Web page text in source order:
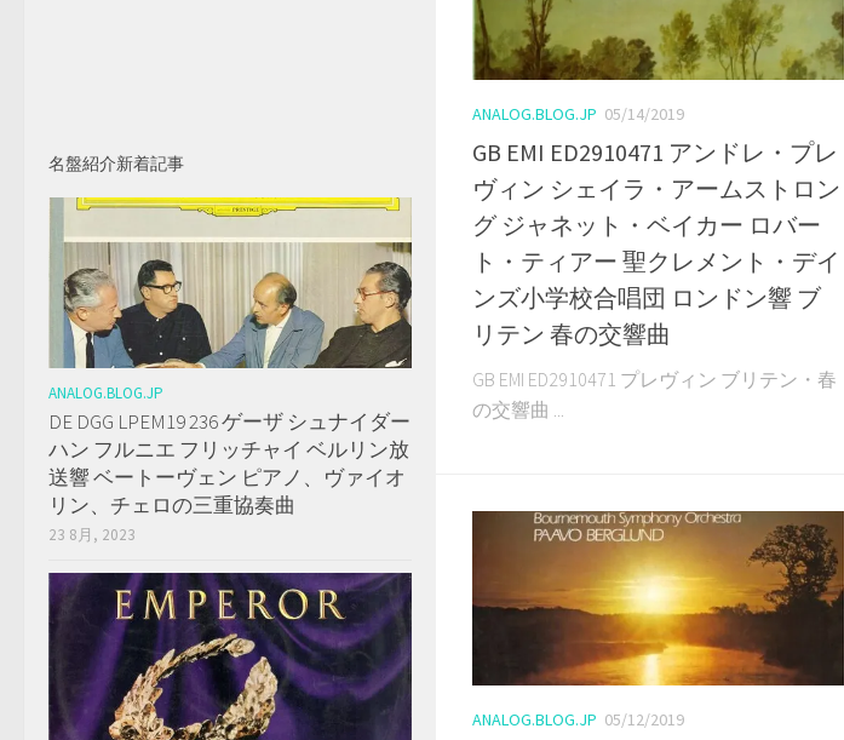
ANALOG.BLOG.JP 05/14/2019
GB EMI ED2910471 アンドレ・プレ
ヴィン シェイラ・アームストロン
グ ジャネット・ベイカー ロバー
ト・ティアー 聖クレメント・デイ
ンズ小学校合唱団 ロンドン響 ブ
リテン 春の交響曲
GB EMI ED2910471 プレヴィン ブリテン・春
の交響曲 ...
ANALOG.BLOG.JP 05/12/2019
名盤紹介新着記事
ANALOG.BLOG.JP
DE DGG LPEM19 236 ゲーザ シュナイダー
ハン フルニエ フリッチャイ ベルリン放
送響 ベートーヴェン ピアノ、ヴァイオ
リン、チェロの三重協奏曲
23 8月, 2023